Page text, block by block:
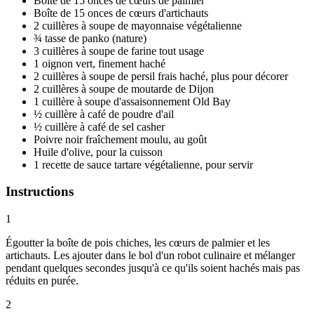
Boîte de 15 onces de cœurs d'artichauts
2 cuillères à soupe de mayonnaise végétalienne
¾ tasse de panko (nature)
3 cuillères à soupe de farine tout usage
1 oignon vert, finement haché
2 cuillères à soupe de persil frais haché, plus pour décorer
2 cuillères à soupe de moutarde de Dijon
1 cuillère à soupe d'assaisonnement Old Bay
½ cuillère à café de poudre d'ail
½ cuillère à café de sel casher
Poivre noir fraîchement moulu, au goût
Huile d'olive, pour la cuisson
1 recette de sauce tartare végétalienne, pour servir
Instructions
1
Égoutter la boîte de pois chiches, les cœurs de palmier et les
artichauts. Les ajouter dans le bol d'un robot culinaire et mélanger
pendant quelques secondes jusqu'à ce qu'ils soient hachés mais pas
réduits en purée.
2